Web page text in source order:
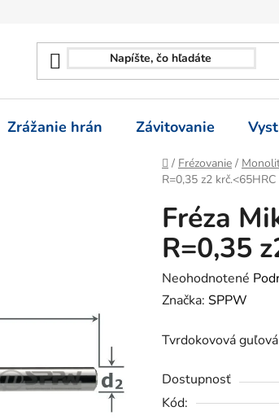
Zrážanie hrán Závitovanie
Domov
/ Frézovanie /
R=0,35 z2 krč.<65HRC
Fréza
R=0,35
Priemerné
hodnotenie
je
z
5
Neohodnotené
Značka: SPPW
Tvrdokovová
Dostupnosť
Kód: